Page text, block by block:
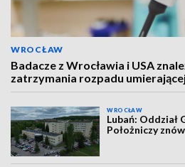
WROCŁAW
Badacze z Wrocławia i USA
zatrzymania rozpadu
WROCŁAW
Lubań: Oddział
Położniczy